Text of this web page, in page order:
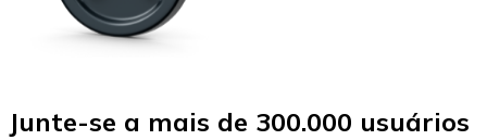
Junte-se a mais de 300.000 usuários